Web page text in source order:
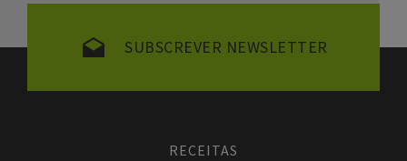
SUBSCREVER NEWSLETTER
RECEITAS